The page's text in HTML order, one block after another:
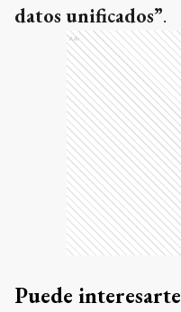
datos unificados”.
Ads
Puede interesarte